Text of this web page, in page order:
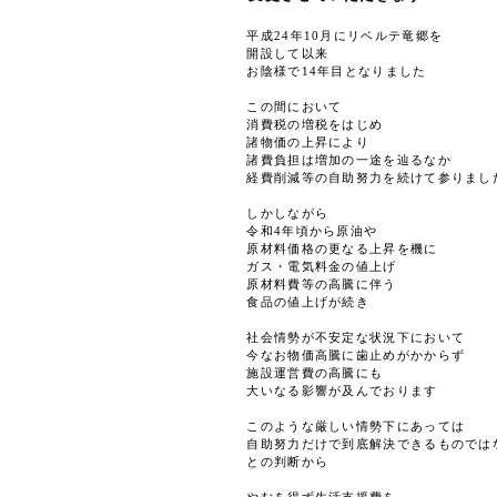
平成24年10月にリベルテ竜郷を
開設して以来
お陰様で14年目となりました
この間において
消費税の増税をはじめ
諸物価の上昇により
諸費負担は増加の一途を辿るなか
経費削減等の自助努力を続けて参りまし
しかしながら
令和4年頃から原油や
原材料価格の更なる上昇を機に
ガス・電気料金の値上げ
原材料費等の高騰に伴う
食品の値上げが続き
社会情勢が不安定な状況下において
今なお物価高騰に歯止めがかからず
施設運営費の高騰にも
大いなる影響が及んでおります
このような厳しい情勢下にあっては
自助努力だけで到底解決できるものでは
との判断から